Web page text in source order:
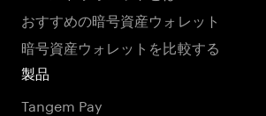
おすすめの暗号資産ウォレット
暗号資産ウォレットを比較する
製品
Tangem Pay